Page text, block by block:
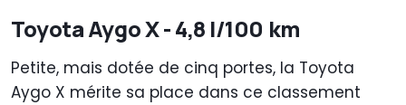
Toyota Aygo X - 4,8 l/100 km
Petite, mais dotée de cinq portes, la Toyota
Aygo X mérite sa place dans ce classement